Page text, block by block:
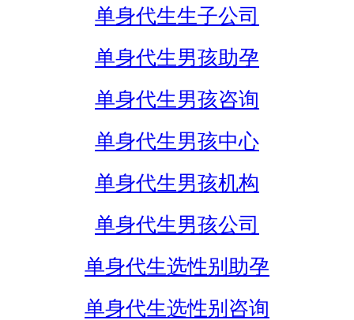
单身代生生子公司
单身代生男孩助孕
单身代生男孩咨询
单身代生男孩中心
单身代生男孩机构
单身代生男孩公司
单身代生选性别助孕
单身代生选性别咨询